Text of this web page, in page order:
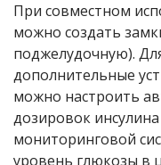
При совместном
можно создать
поджелудочную).
дополнительные
можно настроить
дозировок
мониторинговой
уровень глюкозы в